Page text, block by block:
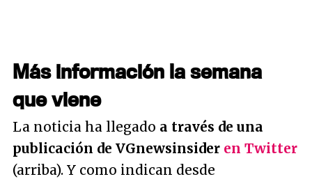
Más información la semana
que viene
La noticia ha llegado a través de una
publicación de VGnewsinsider en Twitter
(arriba). Y como indican desde